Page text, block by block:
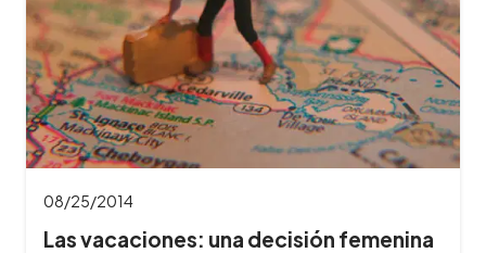
08/25/2014
Las vacaciones: una decisión femenina